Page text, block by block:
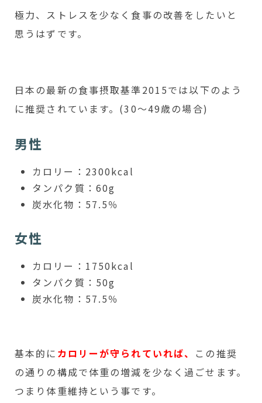
極力、ストレスを少なく食事の改善をしたいと
思うはずです。
日本の最新の食事摂取基準2015では以下のよう
に推奨されています。(30～49歳の場合)
男性
カロリー：2300kcal
タンパク質：60g
炭水化物：57.5％
女性
カロリー：1750kcal
タンパク質：50g
炭水化物：57.5％
基本的に カロリーが守られていれば、
この推奨
の通りの構成で体重の増減を少なく過ごせます。
つまり体重維持という事です。